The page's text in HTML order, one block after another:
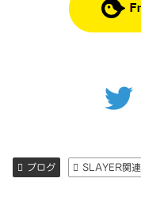
ブログ SLAYER関連